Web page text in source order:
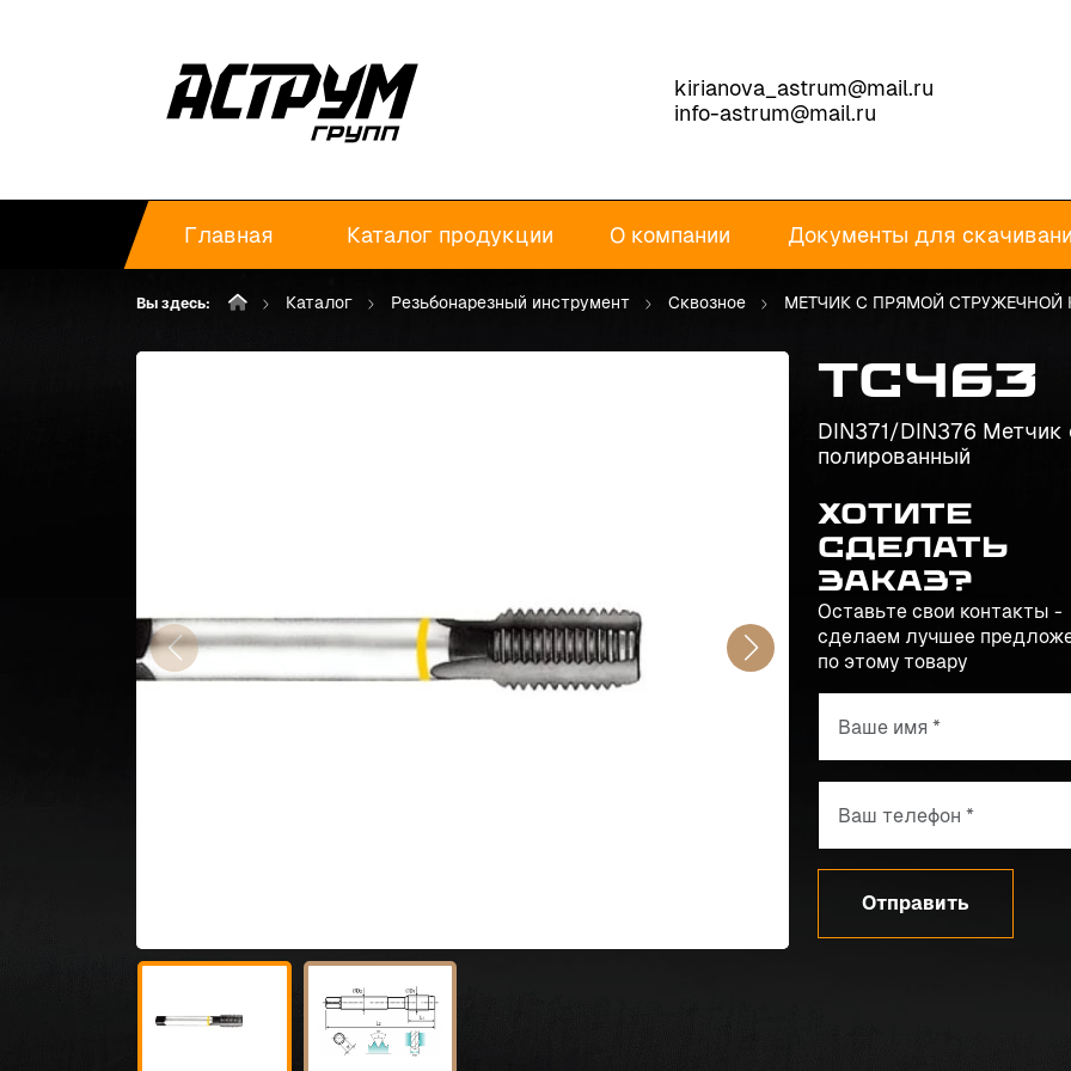
kirianova_astrum@mail.ru
info-astrum@mail.ru
Главная Каталог продукции О компании Документы для
Вы здесь: Каталог Резьбонарезный инструмент Сквозное МЕТЧИК С ПРЯМОЙ СТРУЖЕЧНОЙ
TC463
DIN371/DIN376 Метчик
полированный
Хотите
сделать
заказ?
Оставьте свои контакты -
сделаем лучшее
по этому товару
Отправить